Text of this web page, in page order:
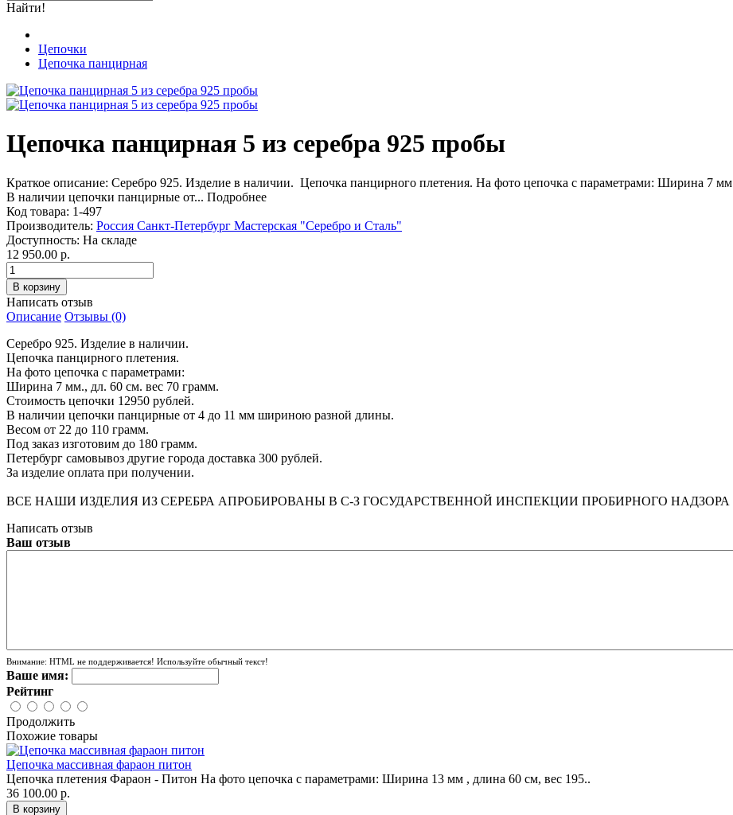
Найти!
Цепочки
Цепочка панцирная
Цепочка панцирная 5 из серебра 925 пробы
Краткое описание: Серебро 925. Изделие в наличии. Цепочка панцирного плетения. На фото цепочка с параметрами: Ширина 7
В наличии цепочки панцирные от... Подробнее
Код товара: 1-497
Производитель: Россия Санкт-Петербург Мастерская "Серебро и Сталь"
Доступность: На складе
12 950.00 р.
Написать отзыв
Описание Отзывы (0)
Серебро 925. Изделие в наличии.
Цепочка панцирного плетения.
На фото цепочка с параметрами:
Ширина 7 мм., дл. 60 см. вес 70 грамм.
Стоимость цепочки 12950 рублей.
В наличии цепочки панцирные от 4 до 11 мм шириною разной длины.
Весом от 22 до 110 грамм.
Под заказ изготовим до 180 грамм.
Петербург самовывоз другие города доставка 300 рублей.
За изделие оплата при получении.
ВСЕ НАШИ ИЗДЕЛИЯ ИЗ СЕРЕБРА АПРОБИРОВАНЫ В С-З ГОСУДАРСТВЕННОЙ ИНСПЕКЦИИ ПРОБИРНОГО
Написать отзыв
Ваш отзыв
Внимание: HTML не поддерживается! Используйте обычный текст!
Ваше имя:
Рейтинг
Продолжить
Похожие товары
Цепочка массивная фараон питон
Цепочка плетения Фараон - Питон На фото цепочка с параметрами: Ширина 13 мм , длина 60 см, вес 195..
36 100.00 р.